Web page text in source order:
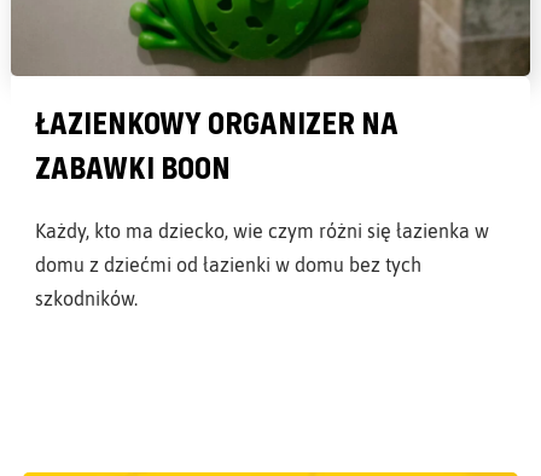
ŁAZIENKOWY ORGANIZER NA
ZABAWKI BOON
Każdy, kto ma dziecko, wie czym różni się łazienka w
domu z dziećmi od łazienki w domu bez tych
szkodników.